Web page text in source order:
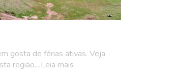
gosta de férias ativas. Veja
região....Leia mais